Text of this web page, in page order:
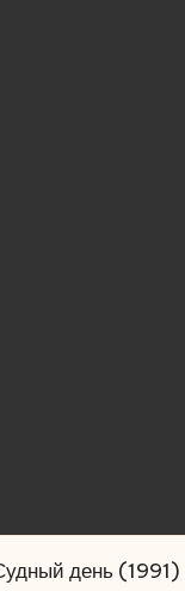
день (1991)